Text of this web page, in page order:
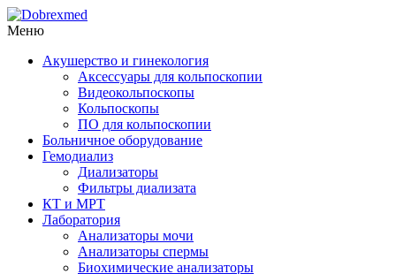
Меню
Акушерство и гинекология
Аксессуары для кольпоскопии
Видеокольпоскопы
Кольпоскопы
ПО для кольпоскопии
Больничное оборудование
Гемодиализ
Диализаторы
Фильтры диализата
КТ и МРТ
Лаборатория
Анализаторы мочи
Анализаторы спермы
Биохимические анализаторы